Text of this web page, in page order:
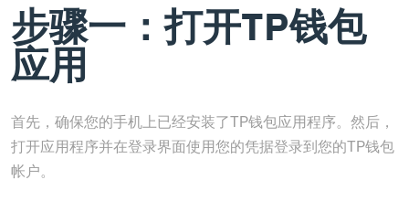
步骤一：打开TP钱包
应用
首先，确保您的手机上已经安装了TP钱包应用程序。然后，
打开应用程序并在登录界面使用您的凭据登录到您的TP钱包
帐户。